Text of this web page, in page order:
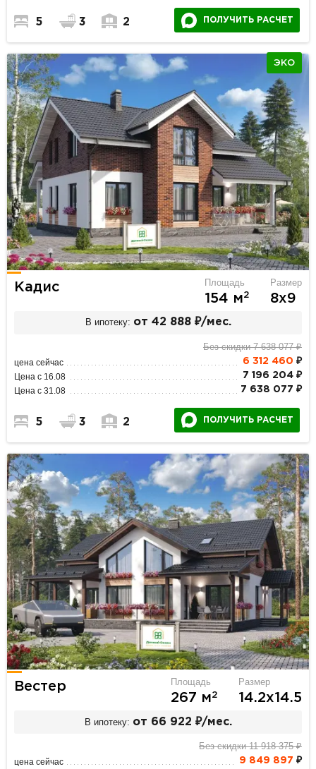
5 3 2 ПОЛУЧИТЬ РАСЧЕТ
ЭКО
Кадис Площадь
154 м2
Размер
8х9
В ипотеку: от 42 888 ₽/мес.
Без скидки 7 638 077 ₽
цена сейчас 6 312 460 ₽
Цена с 16.08 7 196 204 ₽
Цена с 31.08 7 638 077 ₽
5 3 2 ПОЛУЧИТЬ РАСЧЕТ
Вестер Площадь
267 м2
Размер
14.2х14.5
В ипотеку: от 66 922 ₽/мес.
Без скидки 11 918 375 ₽
цена сейчас 9 849 897 ₽